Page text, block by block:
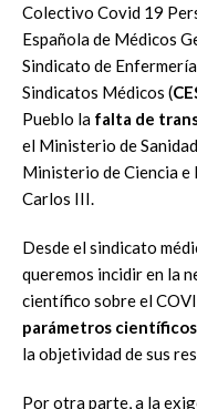
Colectivo Covid 19
Española de Médicos
Sindicato de
Sindicatos Médicos (
Pueblo la falta de
el Ministerio de
Ministerio de Ciencia
Carlos III.
Desde el sindicato
queremos incidir en la
científico sobre el
parámetros científicos
la objetividad de sus
Por otra parte, a la